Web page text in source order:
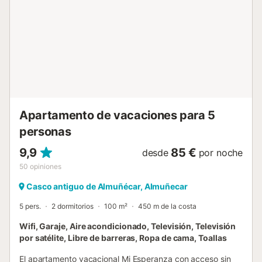
Apartamento de vacaciones para 5
personas
9,9
50 opiniones
desde 85 € por noche
Casco antiguo de Almuñécar, Almuñecar
5 pers. 2 dormitorios 100 m² 450 m de la costa
Wifi, Garaje, Aire acondicionado, Televisión, Televisión
por satélite, Libre de barreras, Ropa de cama, Toallas
El apartamento vacacional Mi Esperanza con acceso sin